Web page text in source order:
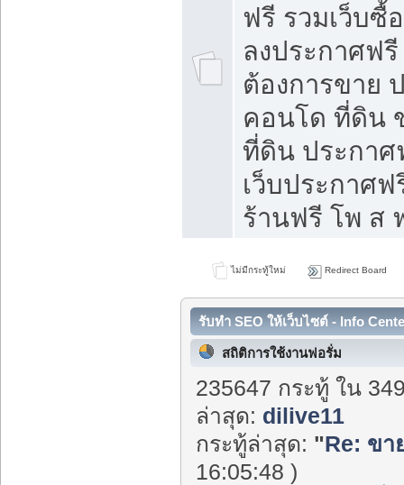
ฟรี รวมเว็บซื้
ลงประกาศฟ
ต้องการขาย
คอนโด ที่ดิน
ที่ดิน ประกา
เว็บประกาศ
ร้านฟรี โพ ส
ไม่มีกระทู้ใหม่ Redirect Board
รับทำ SEO ให้เว็บไซต์ - Info
สถิติการใช้งานฟอรั่ม
235647 กระทู้ ใน
ล่าสุด: dilive11
กระทู้ล่าสุด: "Re: ขา
16:05:48 )